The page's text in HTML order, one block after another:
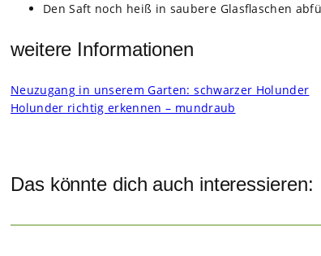
Den Saft noch heiß in sau­bere Glas­fla­schen
weitere Informationen
Neu­zu­gang in unse­rem Gar­ten: schwar­zer Holun­der
Holun­der rich­tig erken­nen – mund­raub
Das könnte dich auch interessieren: